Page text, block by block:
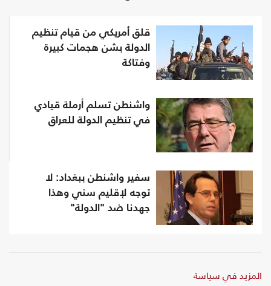
قلق أمريكي من قيام تنظيم
الدولة بشن هجمات كبيرة
وفتاكة
واشنطن تسلم أرملة قيادي
في تنظيم الدولة للعراق
سفير واشنطن ببغداد: لا
توجه لإقليم سني وهذا
جهدنا ضد "الدولة"
المزيد في سياسة